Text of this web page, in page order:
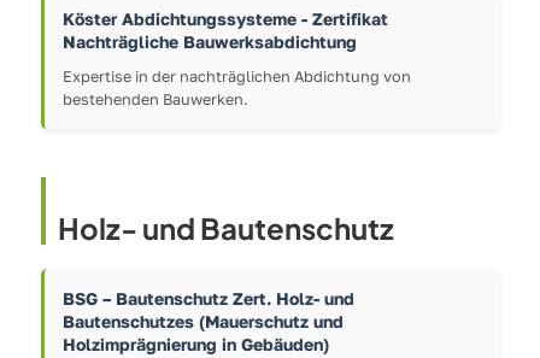
Köster Abdichtungssysteme - Zertifikat
Nachträgliche Bauwerksabdichtung
Expertise in der nachträglichen Abdichtung von
bestehenden Bauwerken.
Holz- und Bautenschutz
BSG – Bautenschutz Zert. Holz- und
Bautenschutzes (Mauerschutz und
Holzimprägnierung in Gebäuden)